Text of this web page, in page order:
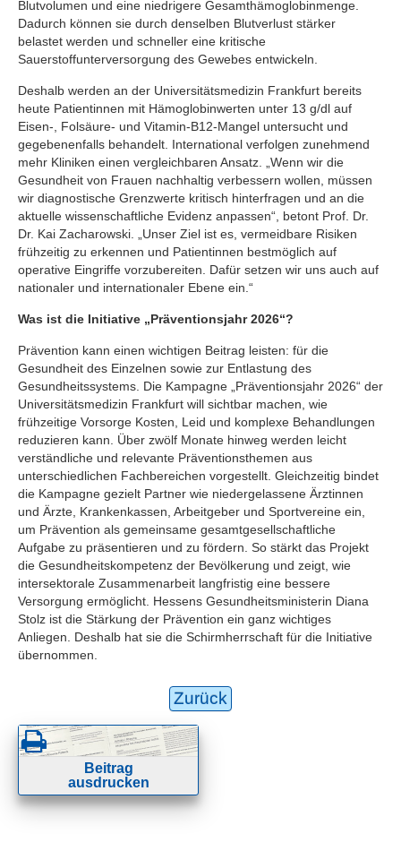
Blutvolumen und eine niedrigere Gesamthämoglobinmenge.
Dadurch können sie durch denselben Blutverlust stärker
belastet werden und schneller eine kritische
Sauerstoffunterversorgung des Gewebes entwickeln.
Deshalb werden an der Universitätsmedizin Frankfurt bereits
heute Patientinnen mit Hämoglobinwerten unter 13 g/dl auf
Eisen-, Folsäure- und Vitamin-B12-Mangel untersucht und
gegebenenfalls behandelt. International verfolgen zunehmend
mehr Kliniken einen vergleichbaren Ansatz. „Wenn wir die
Gesundheit von Frauen nachhaltig verbessern wollen, müssen
wir diagnostische Grenzwerte kritisch hinterfragen und an die
aktuelle wissenschaftliche Evidenz anpassen“, betont Prof. Dr.
Dr. Kai Zacharowski. „Unser Ziel ist es, vermeidbare Risiken
frühzeitig zu erkennen und Patientinnen bestmöglich auf
operative Eingriffe vorzubereiten. Dafür setzen wir uns auch auf
nationaler und internationaler Ebene ein.“
Was ist die Initiative „Präventionsjahr 2026“?
Prävention kann einen wichtigen Beitrag leisten: für die
Gesundheit des Einzelnen sowie zur Entlastung des
Gesundheitssystems. Die Kampagne „Präventionsjahr 2026“ der
Universitätsmedizin Frankfurt will sichtbar machen, wie
frühzeitige Vorsorge Kosten, Leid und komplexe Behandlungen
reduzieren kann. Über zwölf Monate hinweg werden leicht
verständliche und relevante Präventionsthemen aus
unterschiedlichen Fachbereichen vorgestellt. Gleichzeitig bindet
die Kampagne gezielt Partner wie niedergelassene Ärztinnen
und Ärzte, Krankenkassen, Arbeitgeber und Sportvereine ein,
um Prävention als gemeinsame gesamtgesellschaftliche
Aufgabe zu präsentieren und zu fördern. So stärkt das Projekt
die Gesundheitskompetenz der Bevölkerung und zeigt, wie
intersektorale Zusammenarbeit langfristig eine bessere
Versorgung ermöglicht. Hessens Gesundheitsministerin Diana
Stolz ist die Stärkung der Prävention ein ganz wichtiges
Anliegen. Deshalb hat sie die Schirmherrschaft für die Initiative
übernommen.
Zurück
Beitrag
ausdrucken